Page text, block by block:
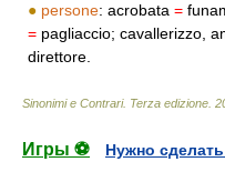
● persone: acrobata =
= pagliaccio; cavallerizzo,
direttore.
Sinonimi e Contrari. Terza edizione
Игры ⚽
Нужно